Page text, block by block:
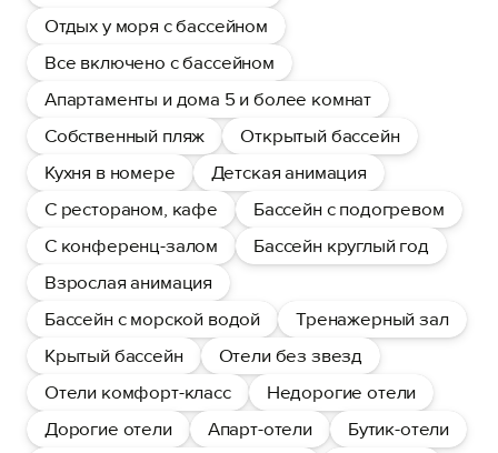
Отдых у моря с бассейном
Все включено с бассейном
Апартаменты и дома 5 и более комнат
Собственный пляж
Открытый бассейн
Кухня в номере
Детская анимация
С рестораном, кафе
Бассейн с подогревом
С конференц-залом
Бассейн круглый год
Взрослая анимация
Бассейн с морской водой
Тренажерный зал
Крытый бассейн
Отели без звезд
Отели комфорт-класс
Недорогие отели
Дорогие отели
Апарт-отели
Бутик-отели